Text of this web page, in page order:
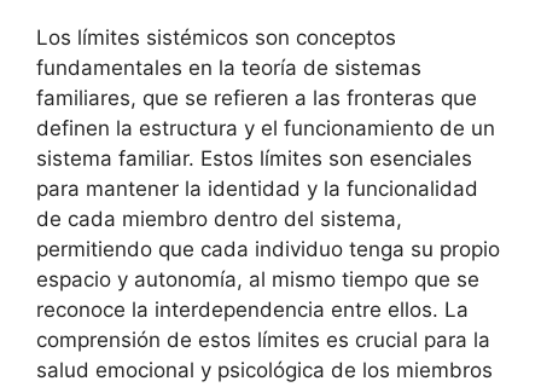
Los límites sistémicos son conceptos
fundamentales en la teoría de sistemas
familiares, que se refieren a las fronteras que
definen la estructura y el funcionamiento de un
sistema familiar. Estos límites son esenciales
para mantener la identidad y la funcionalidad
de cada miembro dentro del sistema,
permitiendo que cada individuo tenga su propio
espacio y autonomía, al mismo tiempo que se
reconoce la interdependencia entre ellos. La
comprensión de estos límites es crucial para la
salud emocional y psicológica de los miembros